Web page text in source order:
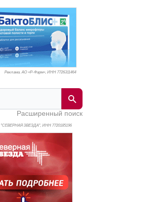
Реклама. АО «Р-Фарм», ИНН 7726311464
Расширенный поиск
"СЕВЕРНАЯ ЗВЕЗДА", ИНН 7720185196